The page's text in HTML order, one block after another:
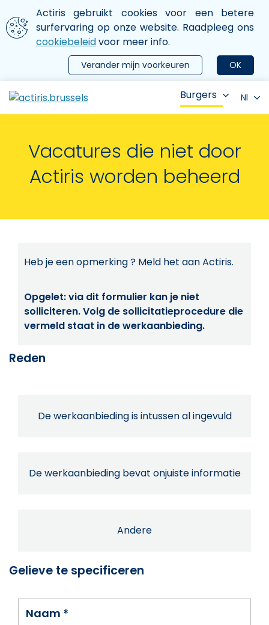
Aller au contenu principal
We gebruiken cookies
Actiris gebruikt cookies voor een betere
surfervaring op onze website. Raadpleeg ons
cookiebeleidvoor meer info.
OK
Verander mijn voorkeuren
le menu
Burgers Nl
Vacatures die niet door
Actiris worden beheerd
Heb je een opmerking ? Meld het aan Actiris.
Opgelet: via dit formulier kan je niet
solliciteren. Volg de sollicitatieprocedure die
vermeld staat in de werkaanbieding.
Reden
De werkaanbieding is intussen al ingevuld
De werkaanbieding bevat onjuiste informatie
Andere
Gelieve te specificeren
Naam *